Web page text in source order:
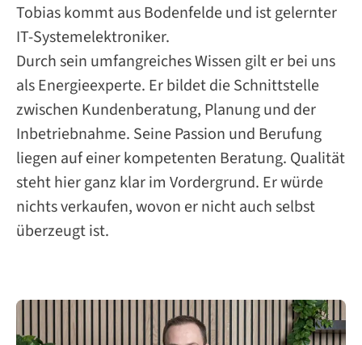
Tobias kommt aus Bodenfelde und ist gelernter
IT-Systemelektroniker.
Durch sein umfangreiches Wissen gilt er bei uns
als Energieexperte. Er bildet die Schnittstelle
zwischen Kundenberatung, Planung und der
Inbetriebnahme. Seine Passion und Berufung
liegen auf einer kompetenten Beratung. Qualität
steht hier ganz klar im Vordergrund. Er würde
nichts verkaufen, wovon er nicht auch selbst
überzeugt ist.